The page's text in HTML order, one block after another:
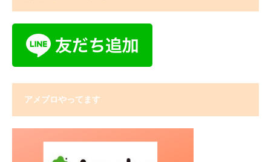
アメブロやってます